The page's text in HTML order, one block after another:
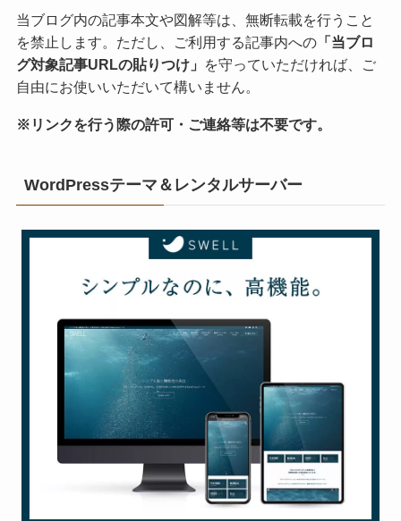
当ブログ内の記事本文や図解等は、無断転載を行うこと
を禁止します。ただし、ご利用する記事内への「当ブロ
グ対象記事URLの貼りつけ」
を守っていただければ、ご
自由にお使いいただいて構いません。
※リンクを行う際の許可・ご連絡等は不要です。
WordPressテーマ＆レンタルサーバー